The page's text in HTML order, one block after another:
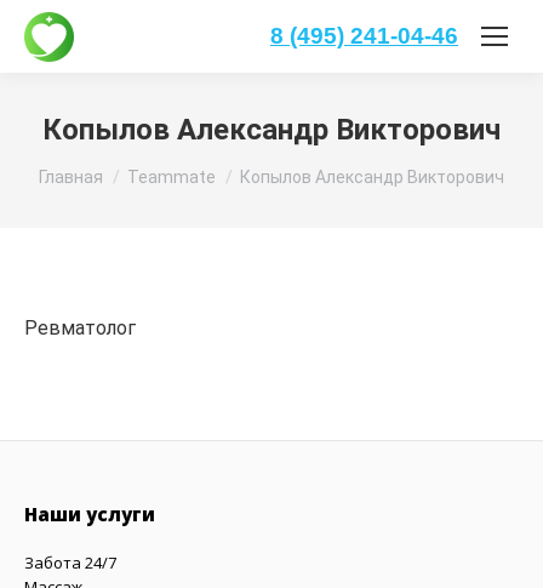
8 (495) 241-04-46
Копылов Александр Викторович
Вы здесь:
Главная Teammate Копылов Александр Викторович
Ревматолог
Наши услуги
Забота 24/7